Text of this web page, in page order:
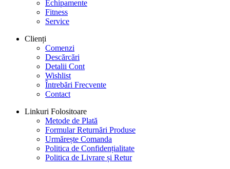
Echipamente
Fitness
Service
Clienți
Comenzi
Descărcări
Detalii Cont
Wishlist
Întrebări Frecvente
Contact
Linkuri Folositoare
Metode de Plată
Formular Returnări Produse
Urmărește Comanda
Politica de Confidențialitate
Politica de Livrare și Retur